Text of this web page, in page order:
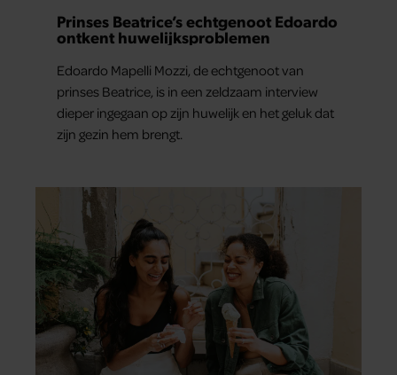
Prinses Beatrice’s echtgenoot Edoardo
ontkent huwelijksproblemen
Edoardo Mapelli Mozzi, de echtgenoot van
prinses Beatrice, is in een zeldzaam interview
dieper ingegaan op zijn huwelijk en het geluk dat
zijn gezin hem brengt.